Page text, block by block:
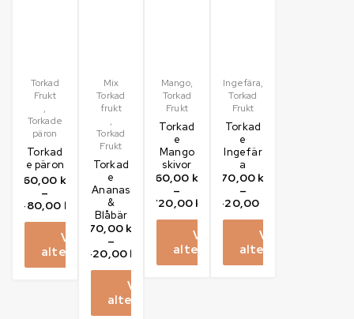
Torkad
Frukt
,
Torkade
päron
Torkad
e päron
60,00 kr
–
480,00 kr
Välj
alternativ
Mix
Torkad
frukt
,
Torkad
Frukt
Torkad
e
Ananas
&
Blåbär
70,00 kr
–
420,00 kr
Välj
alternativ
Mango,
Torkad
Frukt
Torkad
e
Mango
skivor
60,00 kr
–
720,00 kr
Välj
alternativ
Ingefära,
Torkad
Frukt
Torkad
e
Ingefär
a
70,00 kr
–
420,00
Välj
alternativ